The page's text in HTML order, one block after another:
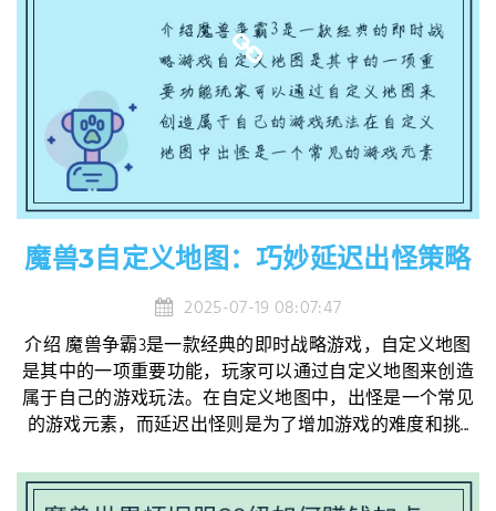
魔兽3自定义地图：巧妙延迟出怪策略
2025-07-19 08:07:47
介绍 魔兽争霸3是一款经典的即时战略游戏，自定义地图
是其中的一项重要功能，玩家可以通过自定义地图来创造
属于自己的游戏玩法。在自定义地图中，出怪是一个常见
的游戏元素，而延迟出怪则是为了增加游戏的难度和挑...